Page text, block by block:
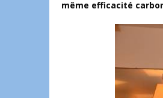
même efficacité